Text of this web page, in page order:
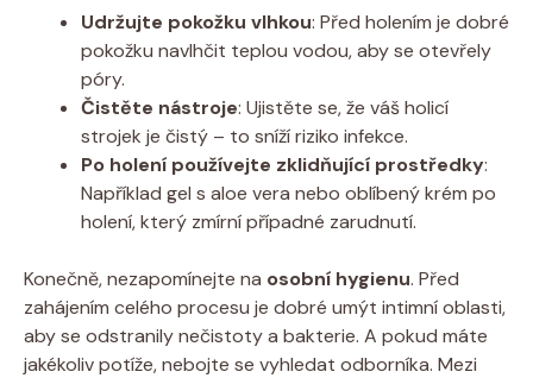
Udržujte pokožku vlhkou: Před holením je dobré
pokožku navlhčit teplou vodou, aby se otevřely
póry.
Čistěte nástroje: Ujistěte se, že váš holicí
strojek je čistý – to sníží riziko infekce.
Po holení používejte zklidňující prostředky:
Například gel s aloe vera nebo oblíbený krém po
holení, který zmírní případné zarudnutí.
Konečně, nezapomínejte na osobní hygienu. Před
zahájením celého procesu je dobré umýt intimní oblasti,
aby se odstranily nečistoty a bakterie. A pokud máte
jakékoliv potíže, nebojte se vyhledat odborníka. Mezi